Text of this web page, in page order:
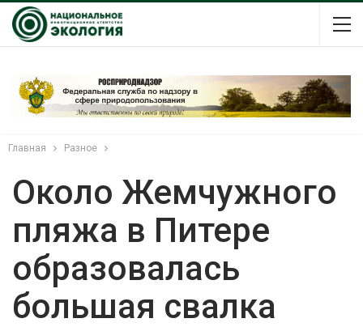
Главная Разное
Около Жемчужного
пляжа в Питере
образовалась
большая свалка